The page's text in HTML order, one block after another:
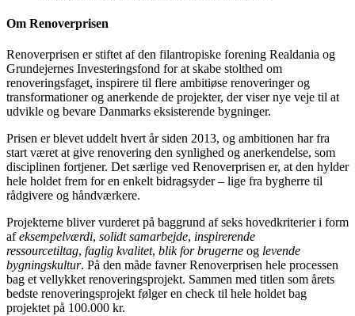
Om Renoverprisen
Renoverprisen er stiftet af den filantropiske forening Realdania og
Grundejernes Investeringsfond for at skabe stolthed om
renoveringsfaget, inspirere til flere ambitiøse renoveringer og
transformationer og anerkende de projekter, der viser nye veje til at
udvikle og bevare Danmarks eksisterende bygninger.
Prisen er blevet uddelt hvert år siden 2013, og ambitionen har fra
start været at give renovering den synlighed og anerkendelse, som
disciplinen fortjener. Det særlige ved Renoverprisen er, at den hylder
hele holdet frem for en enkelt bidragsyder – lige fra bygherre til
rådgivere og håndværkere.
Projekterne bliver vurderet på baggrund af seks hovedkriterier i form
afeksempelværdi, solidt samarbejde, inspirerende
ressourcetiltag, faglig kvalitet, blik for brugerne og levende
bygningskultur. På den måde favner Renoverprisen hele processen
bag et vellykket renoveringsprojekt. Sammen med titlen som årets
bedste renoveringsprojekt følger en check til hele holdet bag
projektet på 100.000 kr.